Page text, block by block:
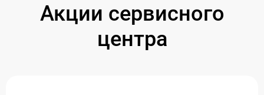
Акции сервисного
центра